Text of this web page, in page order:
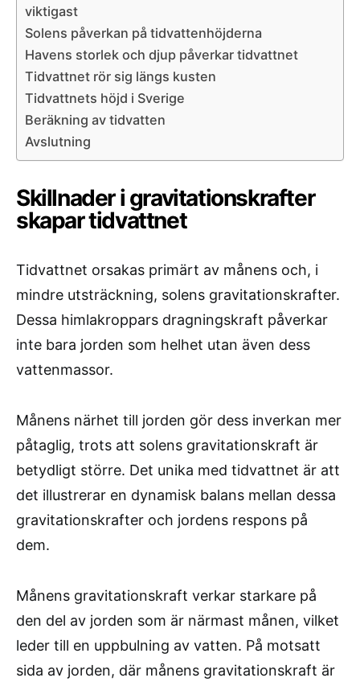
viktigast
Solens påverkan på tidvattenhöjderna
Havens storlek och djup påverkar tidvattnet
Tidvattnet rör sig längs kusten
Tidvattnets höjd i Sverige
Beräkning av tidvatten
Avslutning
Skillnader i gravitationskrafter
skapar tidvattnet
Tidvattnet orsakas primärt av månens och, i
mindre utsträckning, solens gravitationskrafter.
Dessa himlakroppars dragningskraft påverkar
inte bara jorden som helhet utan även dess
vattenmassor.
Månens närhet till jorden gör dess inverkan mer
påtaglig, trots att solens gravitationskraft är
betydligt större. Det unika med tidvattnet är att
det illustrerar en dynamisk balans mellan dessa
gravitationskrafter och jordens respons på
dem.
Månens gravitationskraft verkar starkare på
den del av jorden som är närmast månen, vilket
leder till en uppbulning av vatten. På motsatt
sida av jorden, där månens gravitationskraft är